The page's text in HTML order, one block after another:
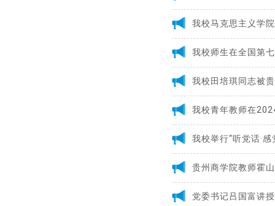
我校师生在全国第
我校青年教师在
贵州商学院教师霍
党委书记吕国富讲